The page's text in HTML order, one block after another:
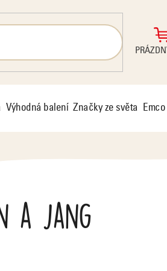
Výhodná balení Značky ze světa
a jang